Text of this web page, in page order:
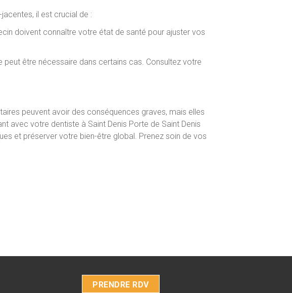
il est crucial de :
doivent connaître votre état de santé pour ajuster vos
être nécessaire dans certains cas. Consultez votre
peuvent avoir des conséquences graves, mais elles
avec votre dentiste à Saint Denis Porte de Saint Denis
et préserver votre bien-être global. Prenez soin de vos
PRENDRE RDV